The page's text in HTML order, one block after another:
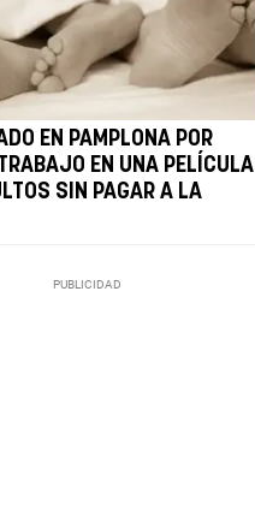
EN PAMPLONA POR
EN UNA PELÍCULA
SIN PAGAR A LA